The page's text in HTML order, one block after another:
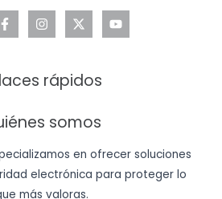
rápidos
somos
en ofrecer soluciones
electrónica para proteger lo
más valoras.